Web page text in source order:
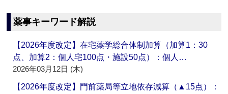
薬事キーワード解説
【2026年度改定】在宅薬学総合体制加算（加算1：30
点、加算2：個人宅100点・施設50点）：個人…
2026年03月12日 (木)
【2026年度改定】門前薬局等立地依存減算（▲15点）：